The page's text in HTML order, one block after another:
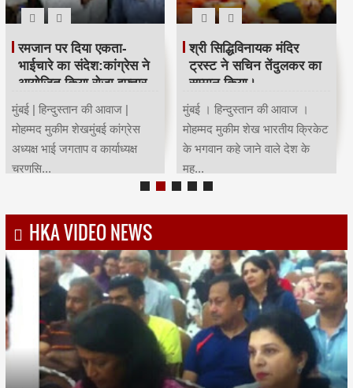
रमजान पर दिया एकता-
भाईचारे का संदेश:कांग्रेस ने
आयोजित किया रोजा इफ्तार
मुंबई | हिन्दुस्तान की आवाज |
मोहम्मद मुकीम शेखमुंबई कांग्रेस
अध्यक्ष भाई जगताप व कार्याध्यक्ष
चरणसि...
श्री सिद्धिविनायक मंदिर
ट्रस्ट ने सचिन तेंदुलकर का
सम्मान किया।
मुंबई । हिन्दुस्तान की आवाज ।
मोहम्मद मुकीम शेख भारतीय क्रिकेट
के भगवान कहे जाने वाले देश के
मह...
HKA VIDEO NEWS